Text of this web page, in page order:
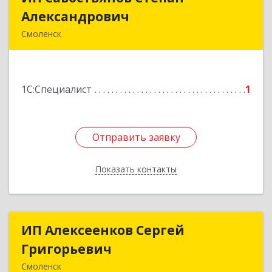
Александрович
Смоленск
1С:Специалист 1
Отправить заявку
Показать контакты
Подробнее
Отправить заявку
Назад
ИП Алексеенков Сергей
Григорьевич
Смоленск
ИП Алексеенков Сергей